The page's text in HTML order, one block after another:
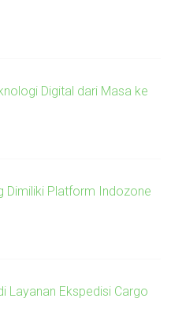
Digital dari Masa ke
Dimiliki Platform Indozone
Layanan Ekspedisi Cargo